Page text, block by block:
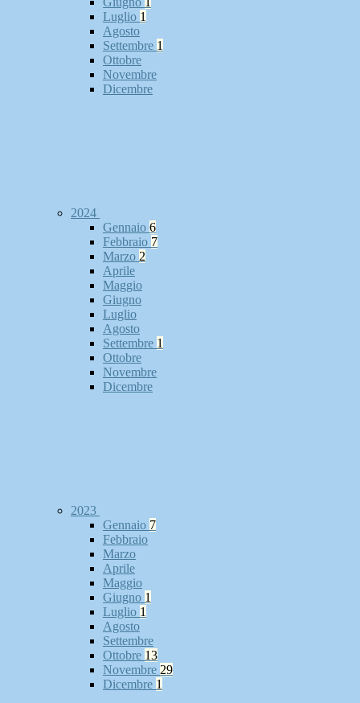
Luglio 1
Agosto
Settembre 1
Ottobre
Novembre
Dicembre
2024
Gennaio 6
Febbraio 7
Marzo 2
Aprile
Maggio
Giugno
Luglio
Agosto
Settembre 1
Ottobre
Novembre
Dicembre
2023
Gennaio 7
Febbraio
Marzo
Aprile
Maggio
Giugno 1
Luglio 1
Agosto
Settembre
Ottobre 13
Novembre 29
Dicembre 1